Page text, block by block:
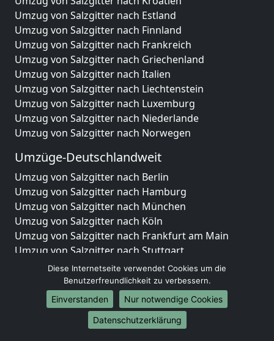
Umzug von Salzgitter nach Estland
Umzug von Salzgitter nach Finnland
Umzug von Salzgitter nach Frankreich
Umzug von Salzgitter nach Griechenland
Umzug von Salzgitter nach Italien
Umzug von Salzgitter nach Liechtenstein
Umzug von Salzgitter nach Luxemburg
Umzug von Salzgitter nach Niederlande
Umzug von Salzgitter nach Norwegen
Umzüge-Deutschlandweit
Umzug von Salzgitter nach Berlin
Umzug von Salzgitter nach Hamburg
Umzug von Salzgitter nach München
Umzug von Salzgitter nach Köln
Umzug von Salzgitter nach Frankfurt am Main
Umzug von Salzgitter nach Stuttgart
Umzug von Salzgitter nach Düsseldorf
Umzug von Salzgitter nach Leipzig
Umzug von Salzgitter nach Dortmund
Umzug von Salzgitter nach Essen
Umzug von Salzgitter nach Bremen
Diese Internetseite verwendet Cookies um die
Benutzerfreundlichkeit zu verbessern.
Einverstanden
Nur notwendige Cookies
Datenschutzerklärung